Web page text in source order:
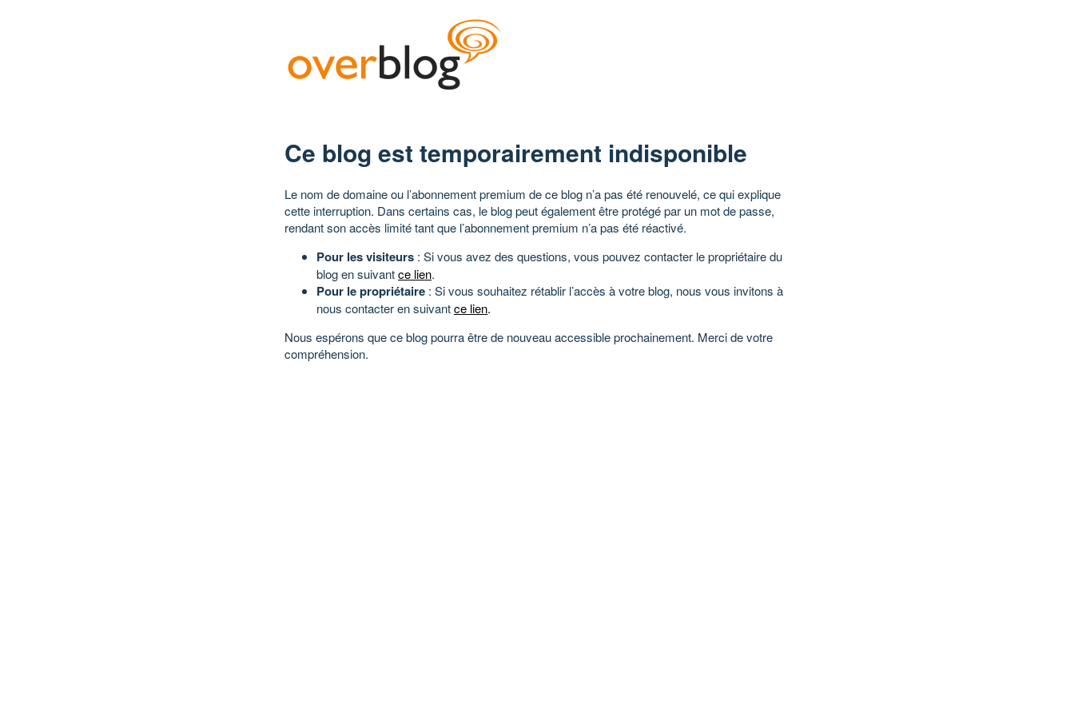
Ce blog est temporairement indisponible
Le nom de domaine ou l’abonnement premium de ce blog n’a pas été renouvelé, ce qui explique
cette interruption. Dans certains cas, le blog peut également être protégé par un mot de passe,
rendant son accès limité tant que l’abonnement premium n’a pas été réactivé.
Pour les visiteurs : Si vous avez des questions, vous pouvez contacter le propriétaire du
blog en suivantce lien.
Pour le propriétaire : Si vous souhaitez rétablir l’accès à votre blog, nous vous invitons à
nous contacter en suivantce lien.
Nous espérons que ce blog pourra être de nouveau accessible prochainement. Merci de votre
compréhension.